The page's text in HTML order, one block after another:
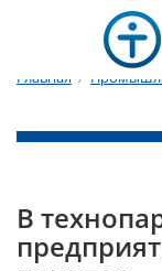
Главная /
В